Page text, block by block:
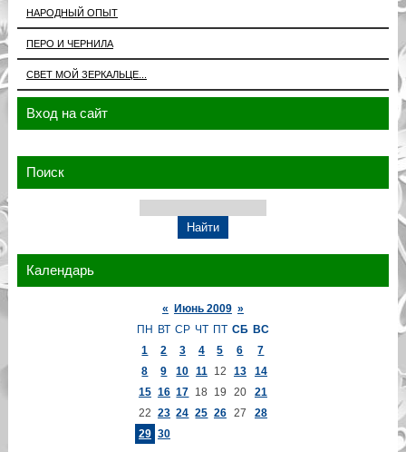
НАРОДНЫЙ ОПЫТ
ПЕРО И ЧЕРНИЛА
СВЕТ МОЙ ЗЕРКАЛЬЦЕ...
Вход на сайт
Поиск
Календарь
« Июнь 2009 »
ПН ВТ СР ЧТ ПТ СБ ВС
1
2 3 4 5 6
7
8
9 10 11 12 13
14
15 16 17 18 19 20
21
22 23 24 25 26 27
28
29 30